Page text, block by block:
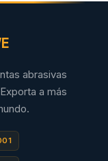
abrasivas
a más